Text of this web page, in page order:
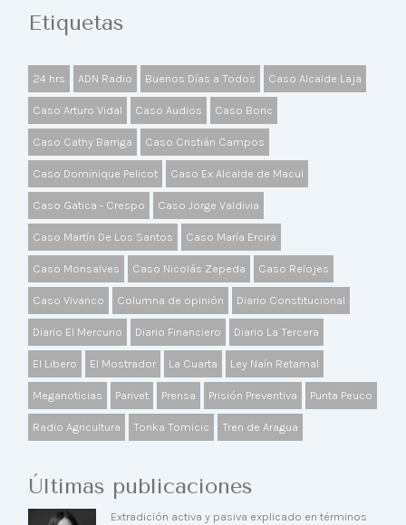
Etiquetas
24 hrs ADN Radio Buenos Días a Todos Caso Alcalde Laja
Caso Arturo Vidal Caso Audios Caso Boric
Caso Cathy Barriga Caso Cristián Campos
Caso Dominique Pelicot Caso Ex Alcalde de Macul
Caso Gatica - Crespo Caso Jorge Valdivia
Caso Martín De Los Santos Caso María Ercira
Caso Monsalves Caso Nicolás Zepeda Caso Relojes
Caso Vivanco Columna de opinión Diario Constitucional
Diario El Mercurio Diario Financiero Diario La Tercera
El Libero El Mostrador La Cuarta Ley Naín Retamal
Meganoticias Parivet Prensa Prisión Preventiva Punta Peuco
Radio Agricultura Tonka Tomicic Tren de Aragua
Últimas publicaciones
Extradición activa y pasiva explicado en términos